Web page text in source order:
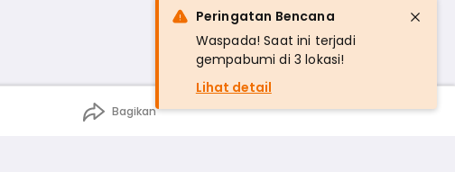
Bagikan
Peringatan Bencana
Waspada! Saat ini terjadi
gempabumi di 3 lokasi!
Lihat detail